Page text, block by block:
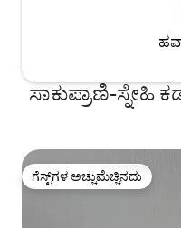
ಸಾಕುಪ್ರಾಣಿ-
ಗೆಸ್ಟ್‌ಗಳ ಅಚ್ಚುಮೆಚ್ಚಿನದು
ಗೆಸ್ಟ್‌ಗಳ ಅಚ್ಚುಮೆಚ್ಚಿನದು